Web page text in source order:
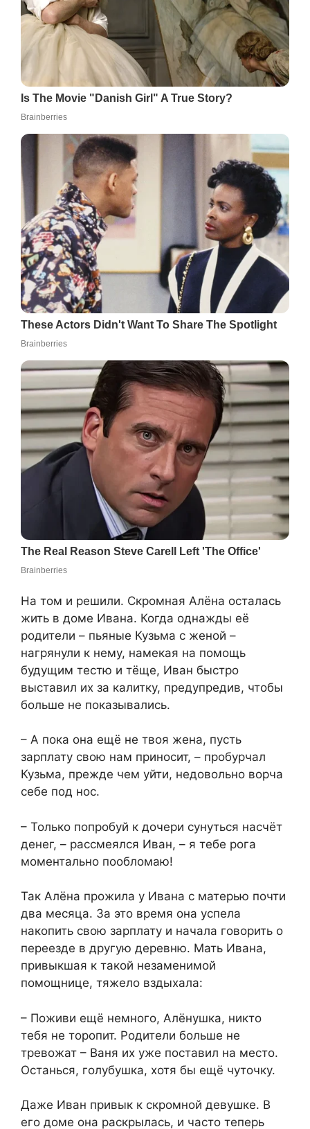
На том и решили. Скромная Алёна осталась
жить в доме Ивана. Когда однажды её
родители – пьяные Кузьма с женой –
нагрянули к нему, намекая на помощь
будущим тестю и тёще, Иван быстро
выставил их за калитку, предупредив, чтобы
больше не показывались.
– А пока она ещё не твоя жена, пусть
зарплату свою нам приносит, – пробурчал
Кузьма, прежде чем уйти, недовольно ворча
себе под нос.
– Только попробуй к дочери сунуться насчёт
денег, – рассмеялся Иван, – я тебе рога
моментально пообломаю!
Так Алёна прожила у Ивана с матерью почти
два месяца. За это время она успела
накопить свою зарплату и начала говорить о
переезде в другую деревню. Мать Ивана,
привыкшая к такой незаменимой
помощнице, тяжело вздыхала:
– Поживи ещё немного, Алёнушка, никто
тебя не торопит. Родители больше не
тревожат – Ваня их уже поставил на место.
Останься, голубушка, хотя бы ещё чуточку.
Даже Иван привык к скромной девушке. В
его доме она раскрылась, и часто теперь